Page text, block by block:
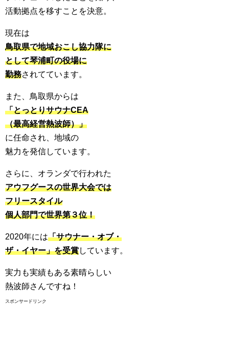
活動拠点を移すことを決意。
現在は
鳥取県で地域おこし協力隊に
として琴浦町の役場に
勤務されてています。
また、鳥取県からは
「とっとりサウナCEA
（最高経営熱波師）」
に任命され、地域の
魅力を発信しています。
さらに、オランダで行われた
アウフグースの世界大会では
フリースタイル
個人部門で世界第３位！
2020年には「サウナー・オブ・
ザ・イヤー」を受賞しています。
実力も実績もある素晴らしい
熱波師さんですね！
スポンサードリンク